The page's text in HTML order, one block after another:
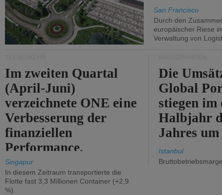
San Francisco
Durch den
europäischer Riese
Verwaltung von
Im zweiten Quartal
(April-Juni)
verzeichnete ONE eine
Verbesserung der
finanziellen
Performance.
Singapur
In diesem Zeitraum transportierte die
Flotte fast 3,3 Millionen Container (+2,9
%).
Die
Global
stiegen im
Halbjahr
Jahres
Istanbul